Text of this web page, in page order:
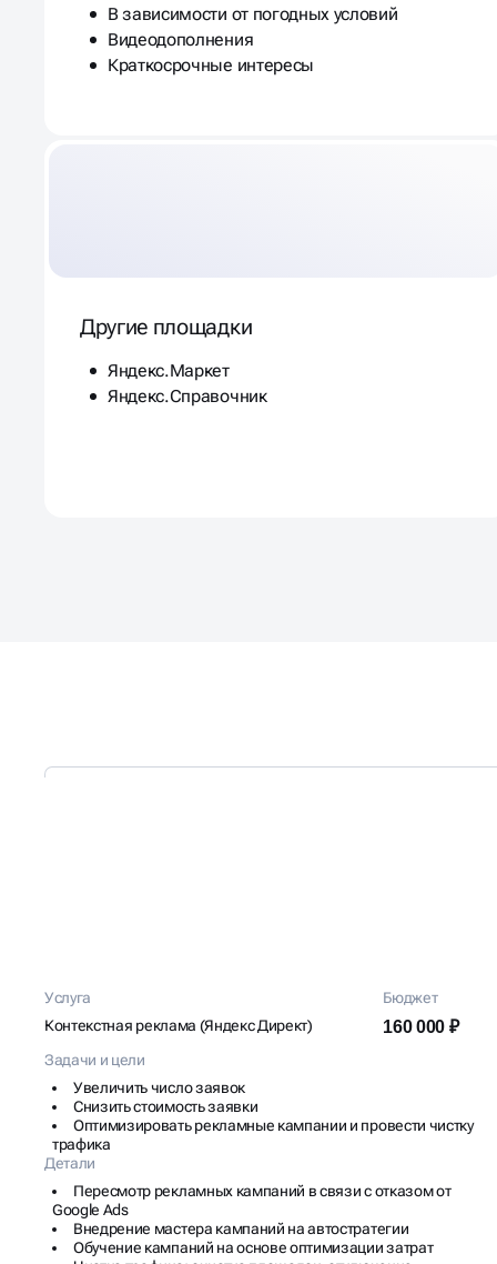
В зависимости от погодных условий
Видеодополнения
Краткосрочные интересы
Другие площадки
Яндекс.Маркет
Яндекс.Справочник
ДОСТАВКИ ЦВЕТОВ
Услуга
Контекстная реклама (Яндекс Директ)
Бюджет
160 000 ₽
Задачи и цели
Увеличить число заявок
Снизить стоимость заявки
Оптимизировать рекламные кампании и провести чистку
трафика
Детали
Пересмотр рекламных кампаний в связи с отказом от
Google Ads
Внедрение мастера кампаний на автостратегии
Обучение кампаний на основе оптимизации затрат